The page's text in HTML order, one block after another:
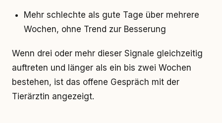
Mehr schlechte als gute Tage über mehrere
Wochen, ohne Trend zur Besserung
Wenn drei oder mehr dieser Signale gleichzeitig
auftreten und länger als ein bis zwei Wochen
bestehen, ist das offene Gespräch mit der
Tierärztin angezeigt.